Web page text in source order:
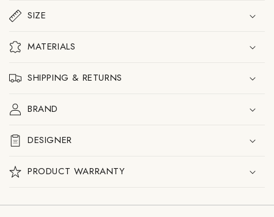
ベ
ッ
の
を
す
を
SIZE
MATERIALS
SHIPPING & RETURNS
BRAND
DESIGNER
PRODUCT WARRANTY